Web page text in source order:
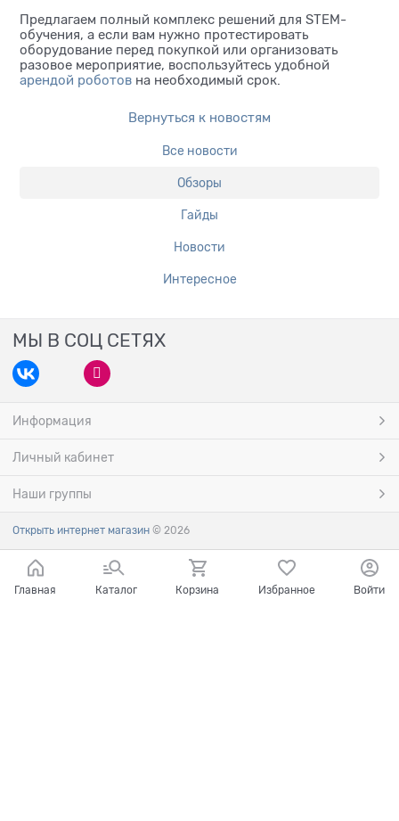
Предлагаем полный комплекс решений для STEM-
обучения, а если вам нужно протестировать
оборудование перед покупкой или организовать
разовое мероприятие, воспользуйтесь удобной
арендой роботов на необходимый срок.
Вернуться к новостям
Все новости
Обзоры
Гайды
Новости
Интересное
МЫ В СОЦ СЕТЯХ
Информация
Личный кабинет
Наши группы
Открыть интернет магазин © 2026
Главная Каталог Корзина Избранное Войти